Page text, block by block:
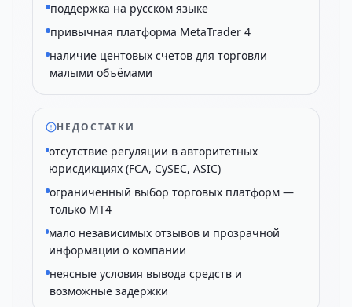
поддержка на русском языке
привычная платформа MetaTrader 4
наличие центовых счетов для торговли
малыми объёмами
НЕДОСТАТКИ
отсутствие регуляции в авторитетных
юрисдикциях (FCA, CySEC, ASIC)
ограниченный выбор торговых платформ —
только MT4
мало независимых отзывов и прозрачной
информации о компании
неясные условия вывода средств и
возможные задержки